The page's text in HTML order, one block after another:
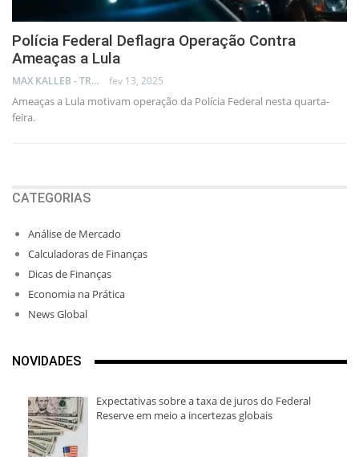
Polícia Federal Deflagra Operação Contra
Ameaças a Lula
MAX KALLEB - TRADER fev 13, 2025
Ameaças a Lula motivam operação da Polícia Federal nesta quarta-
feira.
CATEGORIAS
Análise de Mercado
Calculadoras de Finanças
Dicas de Finanças
Economia na Prática
News Global
NOVIDADES
Expectativas sobre a taxa de juros do Federal
Reserve em meio a incertezas globais